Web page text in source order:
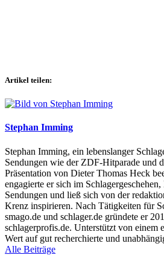
Artikel teilen:
Stephan Imming
Stephan Imming, ein lebenslanger
Sendungen wie der ZDF-Hitparade und
Präsentation von Dieter Thomas Heck
engagierte er sich im
Sendungen und ließ sich von der
Krenz inspirieren. Nach Tätigkeiten für
smago.de und schlager.de gründete er
schlagerprofis.de. Unterstützt von einem
Wert auf gut recherchierte und
Alle Beiträge